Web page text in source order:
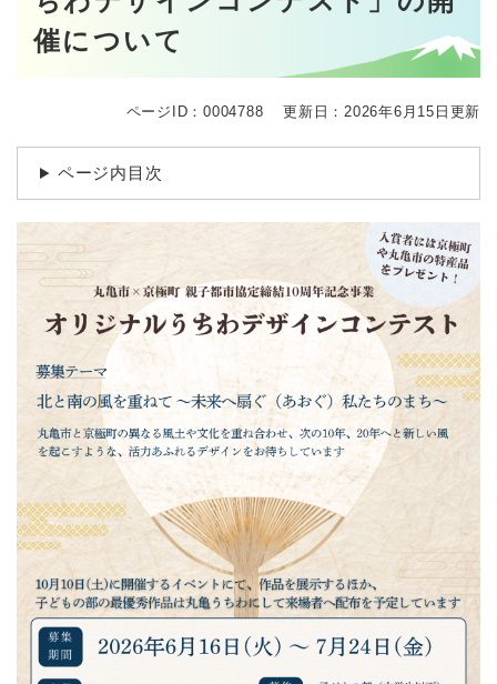
催について
ページID：0004788 更新日：2026年6月15日更新
ページ内目次